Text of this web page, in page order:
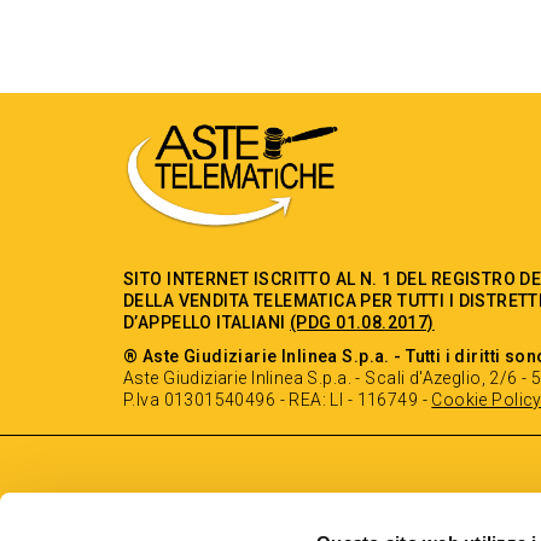
SITO INTERNET ISCRITTO AL N. 1 DEL REGISTRO
DELLA VENDITA TELEMATICA PER TUTTI I
D’APPELLO ITALIANI (PDG 01.08.2017)
® Aste Giudiziarie Inlinea S.p.a. - Tutti i diritti
Aste Giudiziarie Inlinea S.p.a. - Scali d'Azeglio, 2/6 -
P.Iva 01301540496 - REA: LI - 116749 - Cookie Policy